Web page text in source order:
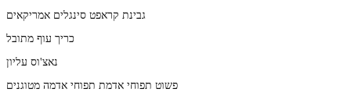
גבינת קראפט סינגלים אמריקאים
כריך עוף מתובל
נאצ'וס עליון
פשוט תפוחי אדמת תפוחי אדמה מטוגנים